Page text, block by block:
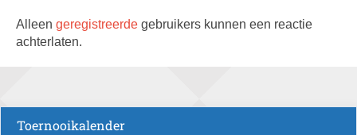
Alleen geregistreerde gebruikers kunnen een reactie
achterlaten.
Toernooikalender